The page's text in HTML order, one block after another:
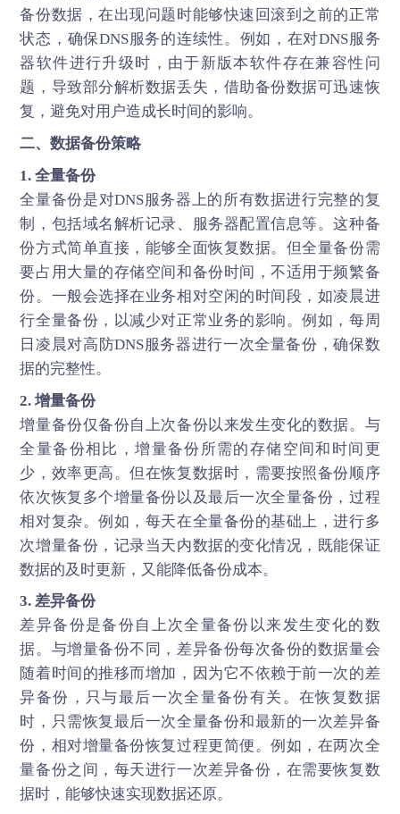
备份数据，在出现问题时能够快速回滚到之前的正常
状态，确保DNS服务的连续性。例如，在对DNS服务
器软件进行升级时，由于新版本软件存在兼容性问
题，导致部分解析数据丢失，借助备份数据可迅速恢
复，避免对用户造成长时间的影响。
二、数据备份策略
1. 全量备份
全量备份是对DNS服务器上的所有数据进行完整的复
制，包括域名解析记录、服务器配置信息等。这种备
份方式简单直接，能够全面恢复数据。但全量备份需
要占用大量的存储空间和备份时间，不适用于频繁备
份。一般会选择在业务相对空闲的时间段，如凌晨进
行全量备份，以减少对正常业务的影响。例如，每周
日凌晨对高防DNS服务器进行一次全量备份，确保数
据的完整性。
2. 增量备份
增量备份仅备份自上次备份以来发生变化的数据。与
全量备份相比，增量备份所需的存储空间和时间更
少，效率更高。但在恢复数据时，需要按照备份顺序
依次恢复多个增量备份以及最后一次全量备份，过程
相对复杂。例如，每天在全量备份的基础上，进行多
次增量备份，记录当天内数据的变化情况，既能保证
数据的及时更新，又能降低备份成本。
3. 差异备份
差异备份是备份自上次全量备份以来发生变化的数
据。与增量备份不同，差异备份每次备份的数据量会
随着时间的推移而增加，因为它不依赖于前一次的差
异备份，只与最后一次全量备份有关。在恢复数据
时，只需恢复最后一次全量备份和最新的一次差异备
份，相对增量备份恢复过程更简便。例如，在两次全
量备份之间，每天进行一次差异备份，在需要恢复数
据时，能够快速实现数据还原。